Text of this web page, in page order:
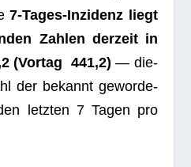
7‑Ta­ges-Inzi­denz liegt
Zah­len der­zeit in
(Vor­tag 441,2) — die­
der bekannt gewor­de­
letz­ten 7 Tagen pro